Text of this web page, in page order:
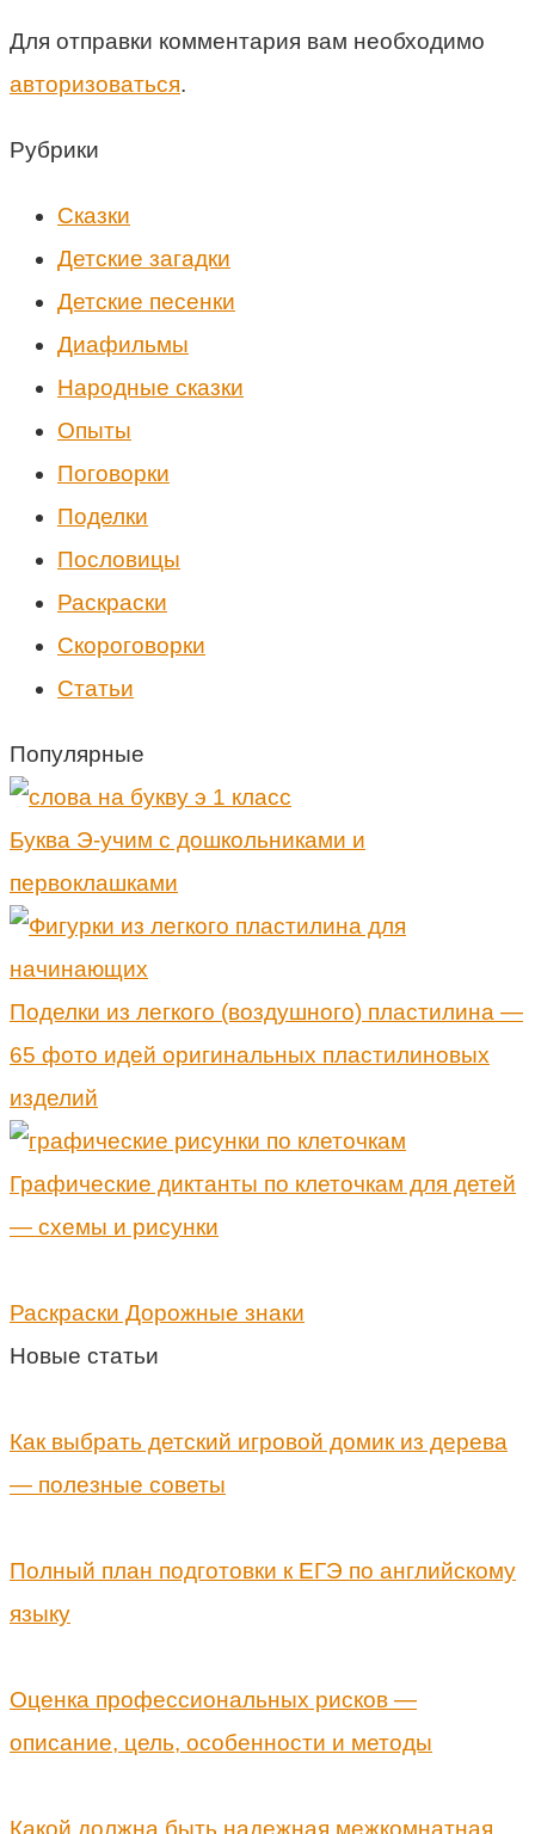
Для отправки комментария вам необходимо
авторизоваться.
Рубрики
Cказки
Детские загадки
Детские песенки
Диафильмы
Народные сказки
Опыты
Поговорки
Поделки
Пословицы
Раскраски
Скороговорки
Статьи
Популярные
Буква Э-учим с дошкольниками и
первоклашками
Поделки из легкого (воздушного) пластилина —
65 фото идей оригинальных пластилиновых
изделий
Графические диктанты по клеточкам для детей
— схемы и рисунки
Раскраски Дорожные знаки
Новые статьи
Как выбрать детский игровой домик из дерева
— полезные советы
Полный план подготовки к ЕГЭ по английскому
языку
Оценка профессиональных рисков —
описание, цель, особенности и методы
Какой должна быть надежная межкомнатная